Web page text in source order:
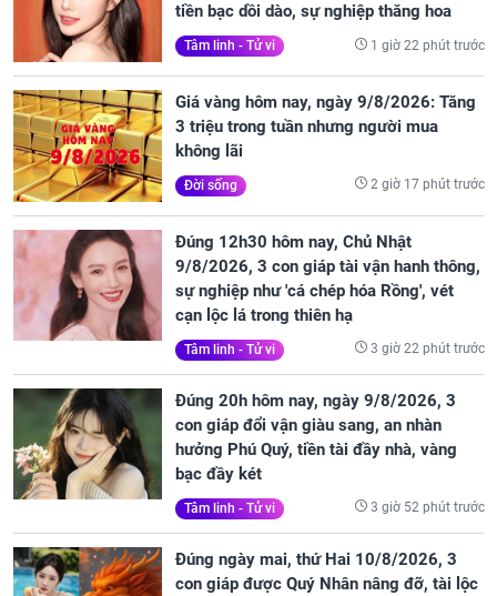
tiền bạc dồi dào, sự nghiệp thăng hoa
Tâm linh - Tử vi 1 giờ 22 phút trước
Giá vàng hôm nay, ngày 9/8/2026: Tăng
3 triệu trong tuần nhưng người mua
không lãi
Đời sống 2 giờ 17 phút trước
Đúng 12h30 hôm nay, Chủ Nhật
9/8/2026, 3 con giáp tài vận hanh thông,
sự nghiệp như 'cá chép hóa Rồng', vét
cạn lộc lá trong thiên hạ
Tâm linh - Tử vi 3 giờ 22 phút trước
Đúng 20h hôm nay, ngày 9/8/2026, 3
con giáp đổi vận giàu sang, an nhàn
hưởng Phú Quý, tiền tài đầy nhà, vàng
bạc đầy két
Tâm linh - Tử vi 3 giờ 52 phút trước
Đúng ngày mai, thứ Hai 10/8/2026, 3
con giáp được Quý Nhân nâng đỡ, tài lộc